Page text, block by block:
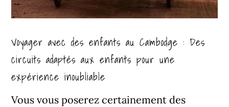
Voyager avec des enfants au Cambodge : Des
circuits adaptés aux enfants pour une
expérience inoubliable
Vous vous poserez certainement des